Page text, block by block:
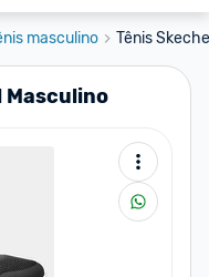
masculino Tênis
Masculino